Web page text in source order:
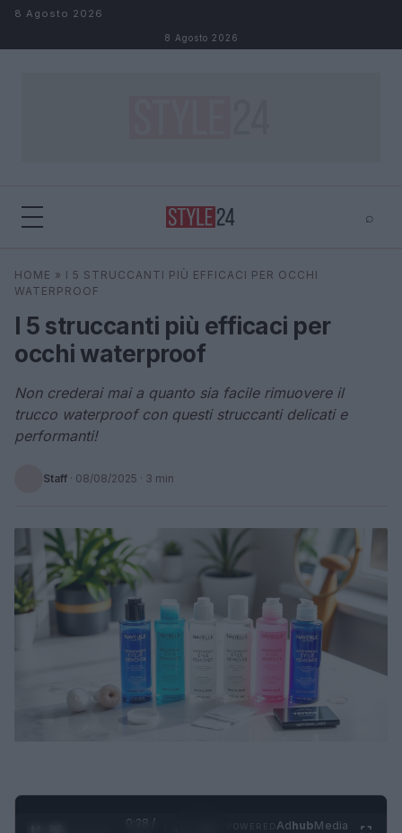
Salta al contenuto
8 Agosto 2026
8 Agosto 2026
⌕
Cerca
HOME » I 5 STRUCCANTI PIÙ EFFICACI PER OCCHI
WATERPROOF
I 5 struccanti più efficaci per
occhi waterproof
Non crederai mai a quanto sia facile rimuovere il
trucco waterproof con questi struccanti delicati e
performanti!
Staff · 08/08/2025 · 3 min
0:29 /
AdhubMedia